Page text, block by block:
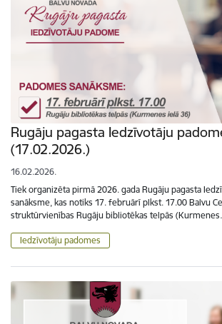
Rugāju pagasta Iedzīvotāju
(17.02.2026.)
16.02.2026.
Tiek organizēta pirmā 2026. gada Rugāju pagasta
sanāksme, kas notiks 17. februārī plkst. 17.00 Balvu
struktūrvienības Rugāju bibliotēkas telpās
Iedzīvotāju padomes